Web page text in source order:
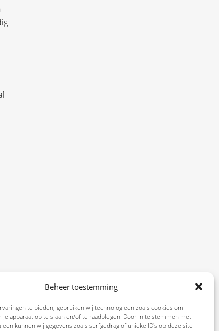
Beheer toestemming
te bieden, gebruiken wij technologieën zoals cookies om
apparaat op te slaan en/of te raadplegen. Door in te stemmen met
kunnen wij gegevens zoals surfgedrag of unieke ID's op deze site